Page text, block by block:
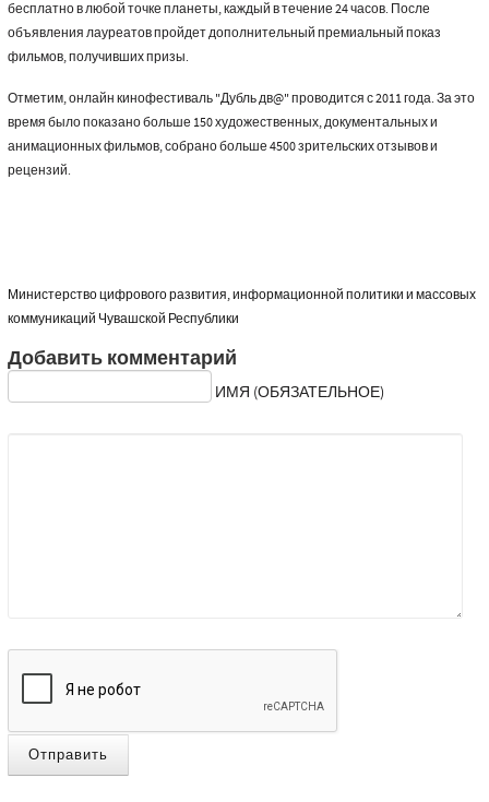
бесплатно в любой точке планеты, каждый в течение 24 часов. После
объявления лауреатов пройдет дополнительный премиальный показ
фильмов, получивших призы.
Отметим, онлайн кинофестиваль "Дубль дв@" проводится с 2011 года. За это
время было показано больше 150 художественных, документальных и
анимационных фильмов, собрано больше 4500 зрительских отзывов и
рецензий.
Министерство цифрового развития, информационной политики и массовых
коммуникаций Чувашской Республики
Добавить комментарий
ИМЯ (ОБЯЗАТЕЛЬНОЕ)
Отправить